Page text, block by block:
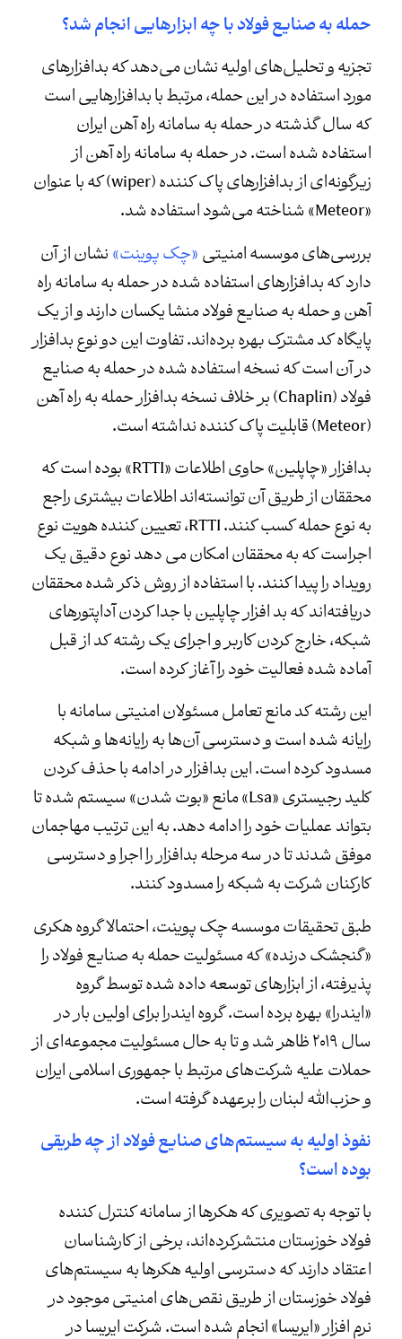
حمله به صنایع فولاد با چه ابزارهایی انجام شد؟
تجزیه و تحلیل‌های اولیه نشان می‌دهد که بدافزارهای
مورد استفاده در این حمله، مرتبط با بدافزارهایی است
که سال گذشته در حمله به سامانه راه آهن ایران
استفاده شده است. در حمله به سامانه راه آهن از
زیرگونه‌ای از بدافزارهای پاک کننده (wiper) که با عنوان
«Meteor» شناخته می‌شود استفاده شد.
بررسی‌های موسسه امنیتی«چک پوینت»نشان از آن
دارد که بدافزارهای استفاده شده در حمله به سامانه راه
آهن و حمله به صنایع فولاد منشا یکسان دارند و از یک
پایگاه کد مشترک بهره برده‌اند. تفاوت این دو نوع بدافزار
در آن است که نسخه استفاده شده در حمله به صنایع
فولاد (Chaplin) بر خلاف نسخه بدافزار حمله به راه آهن
(Meteor) قابلیت پاک کننده نداشته است.
بدافزار «چاپلین» حاوی اطلاعات «RTTI» بوده است که
محققان از طریق آن توانسته‌اند اطلاعات بیشتری راجع
به نوع حمله کسب کنند. RTTI، تعیین کننده هویت نوع
اجراست که به محققان امکان می دهد نوع دقیق یک
رویداد را پیدا کنند. با استفاده از روش ذکر شده محققان
دریافته‌اند که بد افزار چاپلین با جدا کردن آداپتورهای
شبکه، خارج کردن کاربر و اجرای یک رشته کد از قبل
آماده شده فعالیت خود را آغاز کرده است.
این رشته کد مانع تعامل مسئولان امنیتی سامانه با
رایانه شده است و دسترسی آن‌ها به رایانه‌ها و شبکه
مسدود کرده است. این بدافزار در ادامه با حذف کردن
کلید رجیستری «Lsa» مانع «بوت شدن» سیستم شده تا
بتواند عملیات خود را ادامه دهد. به این ترتیب مهاجمان
موفق شدند تا در سه مرحله بدافزار را اجرا و دسترسی
کارکنان شرکت به شبکه را مسدود کنند.
طبق تحقیقات موسسه چک پوینت، احتمالا گروه هکری
«گنجشک درنده» که مسئولیت حمله به صنایع فولاد را
پذیرفته، از ابزارهای توسعه داده شده توسط گروه
«ایندرا» بهره برده است. گروه ایندرا برای اولین بار در
سال ۲۰۱۹ ظاهر شد و تا به حال مسئولیت مجموعه‌ای از
حملات علیه شرکت‌های مرتبط با جمهوری اسلامی ایران
و حزب‌الله لبنان را برعهده گرفته است.
نفوذ اولیه به سیستم‌های صنایع فولاد از چه طریقی
بوده است؟
با توجه به تصویری که هکرها از سامانه کنترل کننده
فولاد خوزستان منتشرکرده‌اند، برخی از کارشناسان
اعتقاد دارند که دسترسی اولیه هکرها به سیستم‌های
فولاد خوزستان از طریق نقص‌های امنیتی موجود در
نرم افزار «ایریسا» انجام شده است. شرکت ایریسا در